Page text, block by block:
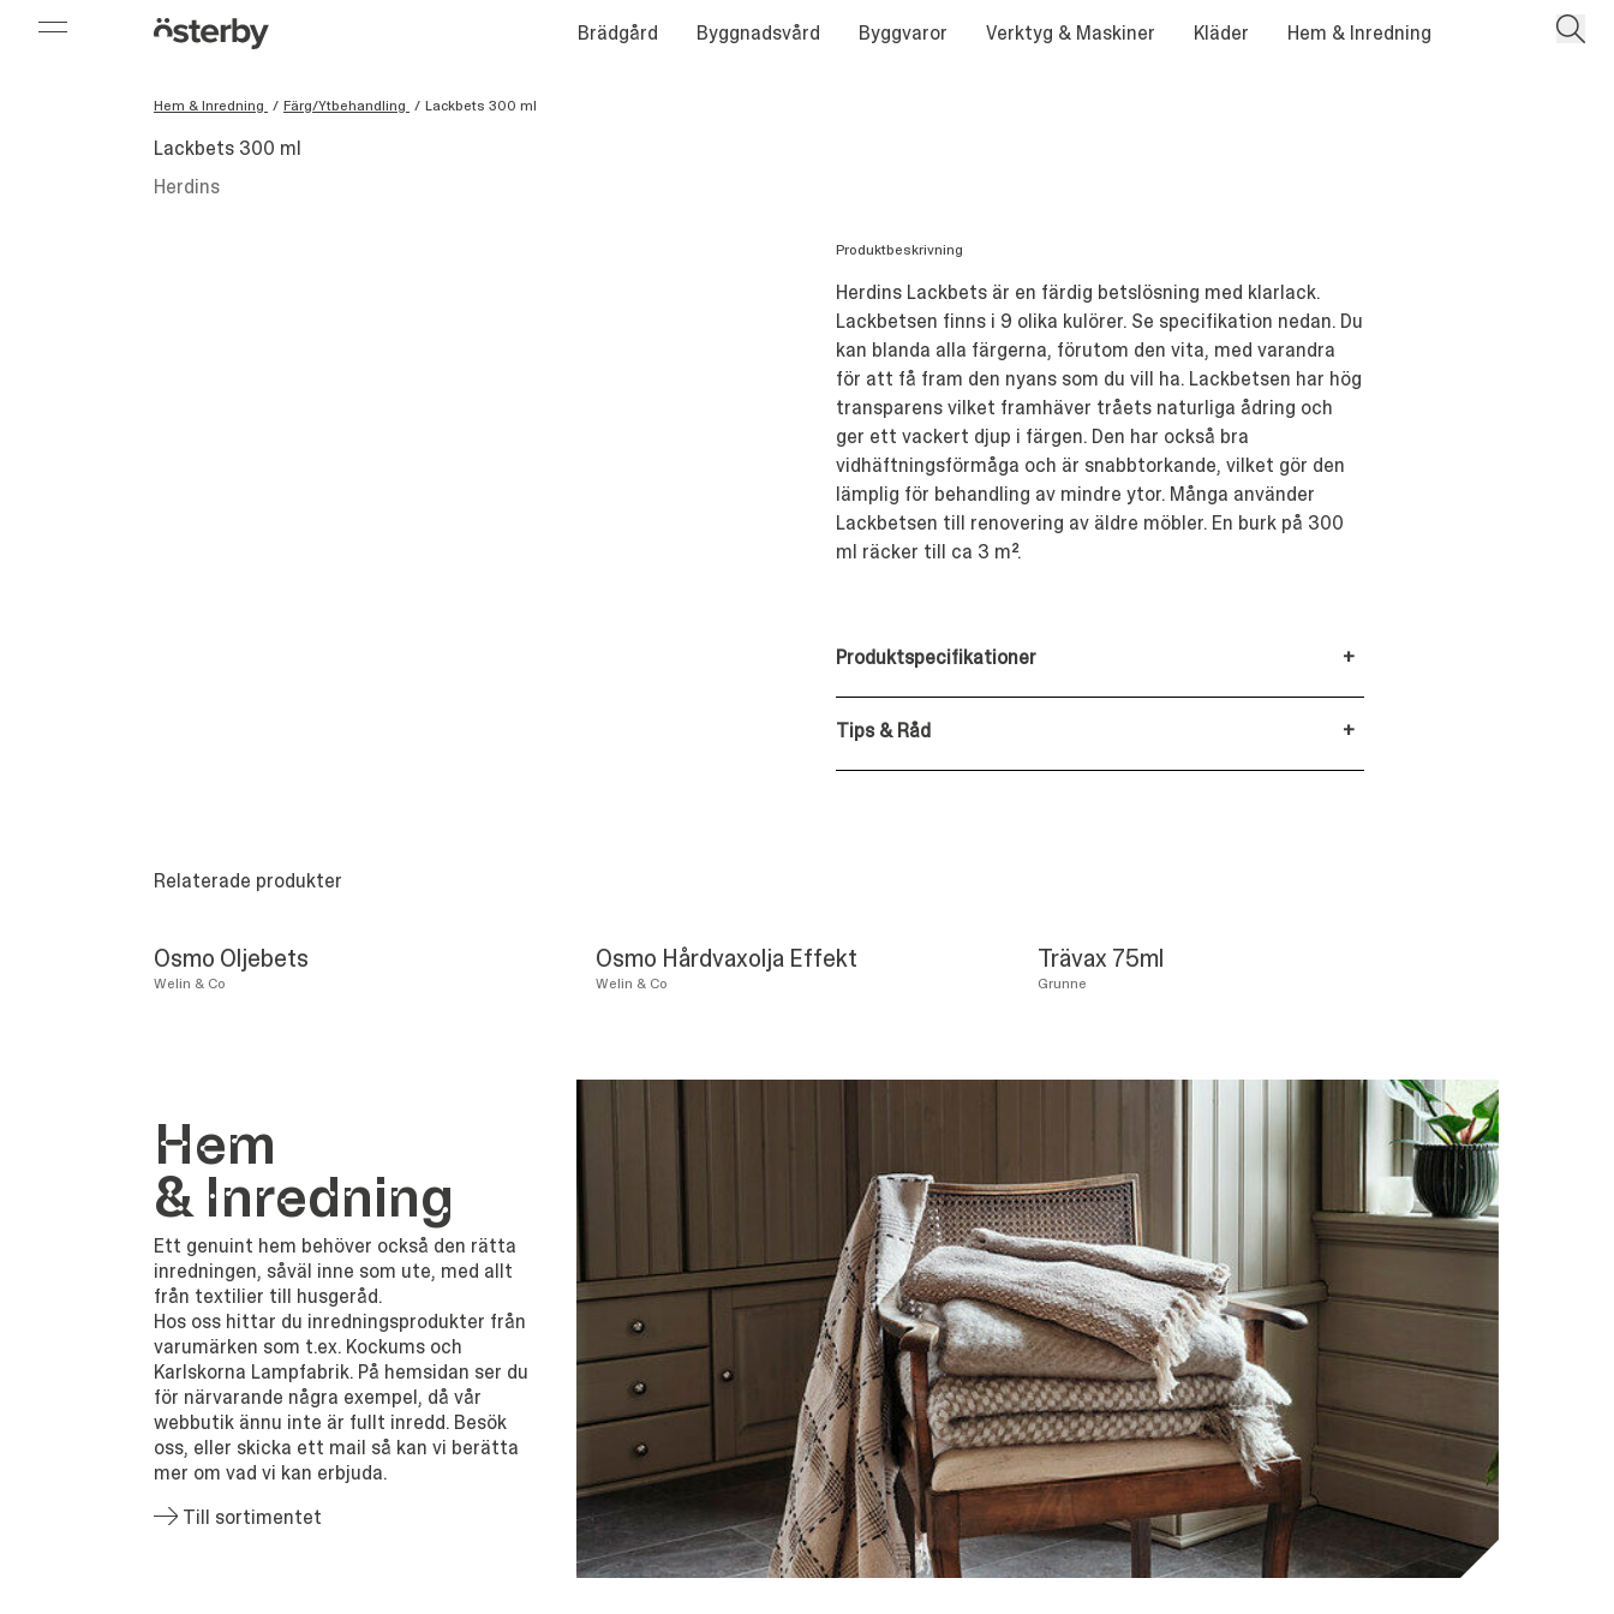
Brädgård Byggnadsvård Byggvaror Verktyg & Maskiner Kläder Hem & Inredning
Hem & Inredning / Färg/Ytbehandling / Lackbets 300 ml
Lackbets 300 ml
Herdins
Produktbeskrivning
Herdins Lackbets är en färdig betslösning med klarlack.
Lackbetsen finns i 9 olika kulörer. Se specifikation nedan. Du
kan blanda alla färgerna, förutom den vita, med varandra
för att få fram den nyans som du vill ha. Lackbetsen har hög
transparens vilket framhäver tråets naturliga ådring och
ger ett vackert djup i färgen. Den har också bra
vidhäftningsförmåga och är snabbtorkande, vilket gör den
lämplig för behandling av mindre ytor. Många använder
Lackbetsen till renovering av äldre möbler. En burk på 300
ml räcker till ca 3 m².
Produktspecifikationer +
Tips & Råd +
Relaterade produkter
Osmo Oljebets
Welin & Co
Osmo Hårdvaxolja Effekt
Welin & Co
Trävax 75ml
Grunne
Hem
&Inredning
Ett genuint hem behöver också den rätta
inredningen, såväl inne som ute, med allt
från textilier till husgeråd.
Hos oss hittar du inredningsprodukter från
varumärken som t.ex. Kockums och
Karlskorna Lampfabrik. På hemsidan ser du
för närvarande några exempel, då vår
webbutik ännu inte är fullt inredd. Besök
oss, eller skicka ett mail så kan vi berätta
mer om vad vi kan erbjuda.
Till sortimentet